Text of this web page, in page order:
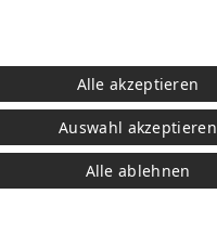
Alle akzeptieren
Auswahl akzeptieren
Alle ablehnen